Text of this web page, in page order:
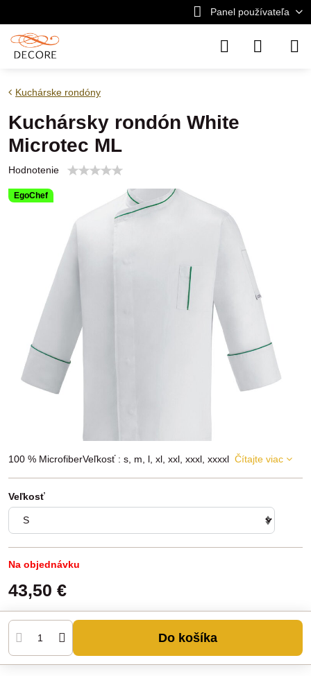
Panel používateľa
EgoChef
Kuchárske rondóny
Kuchársky rondón White
Microtec ML
Hodnotenie
100 % MicrofiberVeľkosť : s, m, l, xl, xxl, xxxl, xxxxl Čítajte viac
Veľkosť
Na objednávku
43,50 €
Do košíka